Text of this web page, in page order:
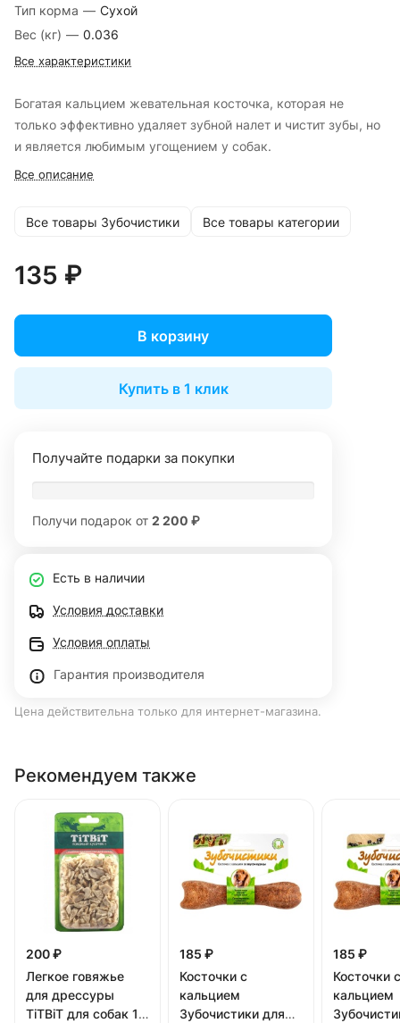
Тип корма — Сухой
Вес (кг) — 0.036
Все характеристики
Богатая кальцием жевательная косточка, которая не
только эффективно удаляет зубной налет и чистит зубы, но
и является любимым угощением у собак.
Все описание
Все товары Зубочистики Все товары категории
135 ₽
В корзину
Купить в 1 клик
Получайте подарки за покупки
Получи подарок от 2 200 ₽
Есть в наличии
Условия доставки
Условия оплаты
Гарантия производителя
Цена действительна только для интернет-магазина.
Рекомендуем также
200 ₽
Легкое говяжье
для дрессуры
TiTBiT для собак 10
185 ₽
Косточки с
кальцием
Зубочистики для
185 ₽
Косточки с
кальцием